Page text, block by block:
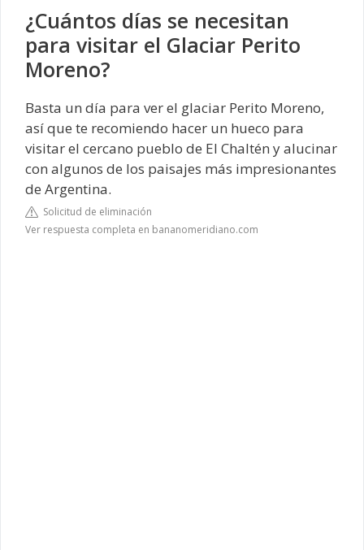
¿Cuántos días se necesitan
para visitar el Glaciar Perito
Moreno?
Basta un día para ver el glaciar Perito Moreno,
así que te recomiendo hacer un hueco para
visitar el cercano pueblo de El Chaltén y alucinar
con algunos de los paisajes más impresionantes
de Argentina.
Solicitud de eliminación
Ver respuesta completa en bananomeridiano.com